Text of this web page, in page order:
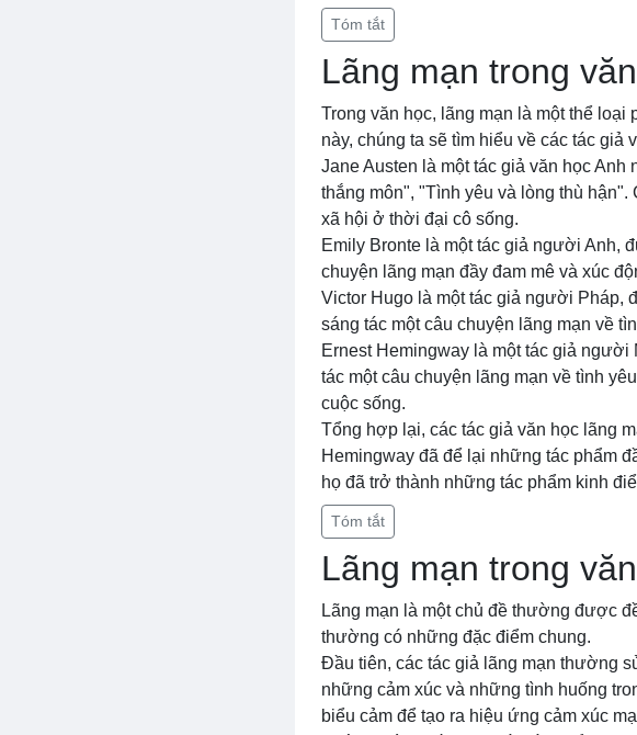
Tóm tắt
Lãng mạn trong
Trong văn học, lãng mạn là một thể
này, chúng ta sẽ tìm hiểu về các tác giả
Jane Austen là một tác giả văn học
thắng môn", "Tình yêu và lòng thù
xã hội ở thời đại cô sống.
Emily Bronte là một tác giả người Anh,
chuyện lãng mạn đầy đam mê và xúc
Victor Hugo là một tác giả người Pháp,
sáng tác một câu chuyện lãng mạn về
Ernest Hemingway là một tác giả
tác một câu chuyện lãng mạn về tình
cuộc sống.
Tổng hợp lại, các tác giả văn học lãng
Hemingway đã để lại những tác phẩm
họ đã trở thành những tác phẩm kinh
Tóm tắt
Lãng mạn trong
Lãng mạn là một chủ đề thường được
thường có những đặc điểm chung.
Đầu tiên, các tác giả lãng mạn thường
những cảm xúc và những tình huống
biểu cảm để tạo ra hiệu ứng cảm xúc